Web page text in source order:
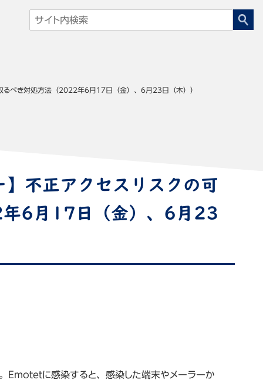
るべき対処方法（2022年6月17日（金）、6月23日（木））
不正アクセスリスクの可
年6月17日（金）、6月23
Emotetに感染すると、感染した端末やメーラーか